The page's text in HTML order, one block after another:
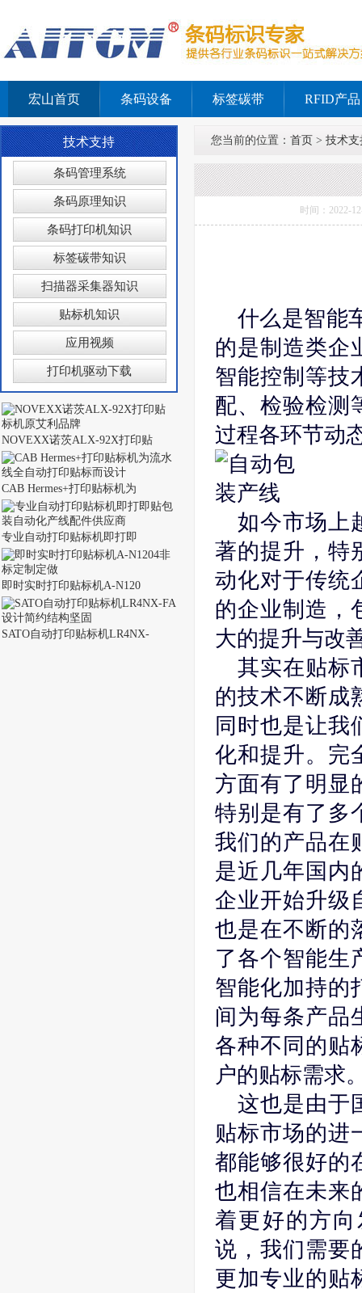
宏山首页 条码设备 标签碳带 RFID产品
技术支持
条码管理系统
条码原理知识
条码打印机知识
标签碳带知识
扫描器采集器知识
贴标机知识
应用视频
打印机驱动下载
NOVEXX诺茨ALX-92X打印贴
CAB Hermes+打印贴标机为
专业自动打印贴标机即打即
即时实时打印贴标机A-N120
SATO自动打印贴标机LR4NX-
您当前的位置： 首页 > 技术支
时间：2022-
什么是智能
的是制造类企
智能控制等技
配、检验检测
过程各环节动
如今市场上
著的提升，特
动化对于传统
的企业制造，
大的提升与改
其实在贴标
的技术不断成
同时也是让我
化和提升。完
方面有了明显
特别是有了多
我们的产品在
是近几年国内
企业开始升级
也是在不断的
了各个智能生
智能化加持的
间为每条产品
各种不同的贴
户的贴标需求
这也是由于
贴标市场的进
都能够很好的
也相信在未来
着更好的方
说，我们需要
更加专业的贴